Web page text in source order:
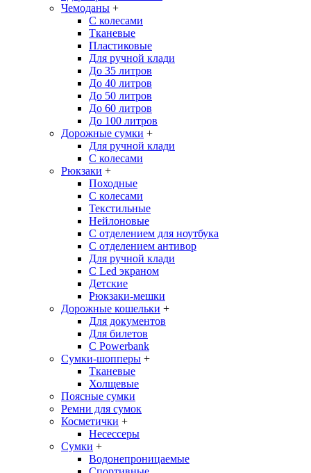
Чемоданы +
С колесами
Тканевые
Пластиковые
Для ручной клади
До 35 литров
До 40 литров
До 50 литров
До 60 литров
До 100 литров
Дорожные сумки +
Для ручной клади
С колесами
Рюкзаки +
Походные
С колесами
Текстильные
Нейлоновые
С отделением для ноутбука
С отделением антивор
Для ручной клади
С Led экраном
Детские
Рюкзаки-мешки
Дорожные кошельки +
Для документов
Для билетов
С Powerbank
Сумки-шопперы +
Тканевые
Холщевые
Поясные сумки
Ремни для сумок
Косметички +
Несессеры
Сумки +
Водонепроницаемые